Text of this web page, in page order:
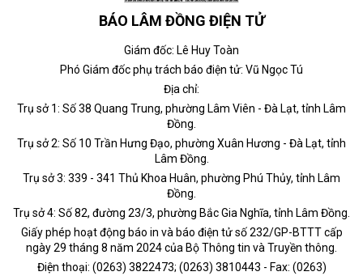
BÁO LÂM ĐỒNG ĐIỆN TỬ
Giám đốc: Lê Huy Toàn
Phó Giám đốc phụ trách báo điện tử: Vũ Ngọc Tú
Địa chỉ:
Trụ sở 1: Số 38 Quang Trung, phường Lâm Viên - Đà Lạt, tỉnh Lâm
Đồng.
Trụ sở 2: Số 10 Trần Hưng Đạo, phường Xuân Hương - Đà Lạt, tỉnh
Lâm Đồng.
Trụ sở 3: 339 - 341 Thủ Khoa Huân, phường Phú Thủy, tỉnh Lâm
Đồng.
Trụ sở 4: Số 82, đường 23/3, phường Bắc Gia Nghĩa, tỉnh Lâm Đồng.
Giấy phép hoạt động báo in và báo điện tử số 232/GP-BTTT cấp
ngày 29 tháng 8 năm 2024 của Bộ Thông tin và Truyền thông.
Điện thoại: (0263) 3822473; (0263) 3810443 - Fax: (0263)